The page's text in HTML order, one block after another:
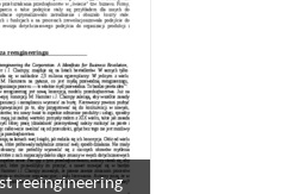
reeingineering